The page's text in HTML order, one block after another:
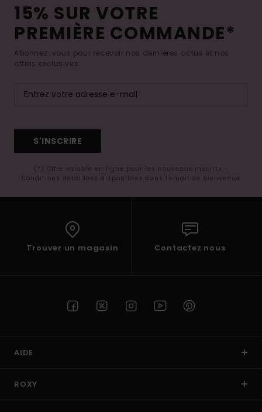
15% SUR VOTRE
PREMIÈRE COMMANDE*
Abonnez-vous pour recevoir nos dernières actus et nos
offres exclusives.
S'INSCRIRE
(*) Offre valable en ligne pour les nouveaux inscrits -
Conditions détaillées disponibles dans l'email de bienvenue
Trouver un magasin Contactez nous
AIDE
ROXY